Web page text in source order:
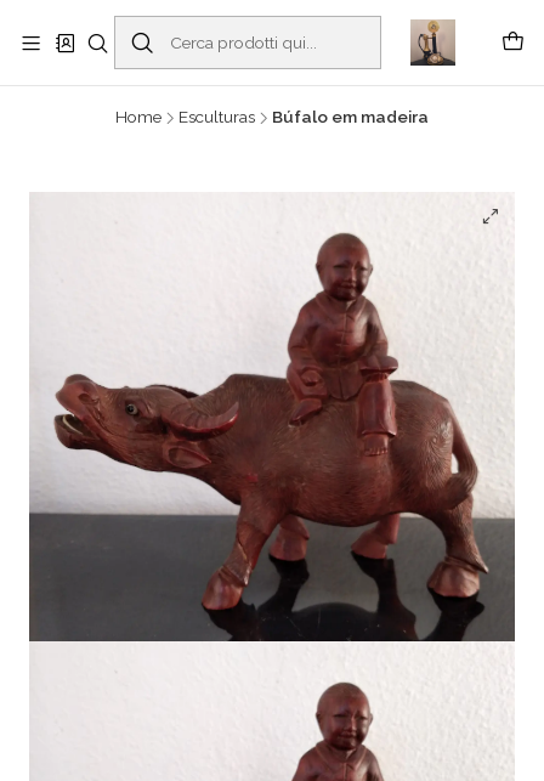
Buscantiguidades - Leilões. Colecionismo e antiguidades em Viana do
Castelo -
Read more
Home Esculturas Búfalo em madeira